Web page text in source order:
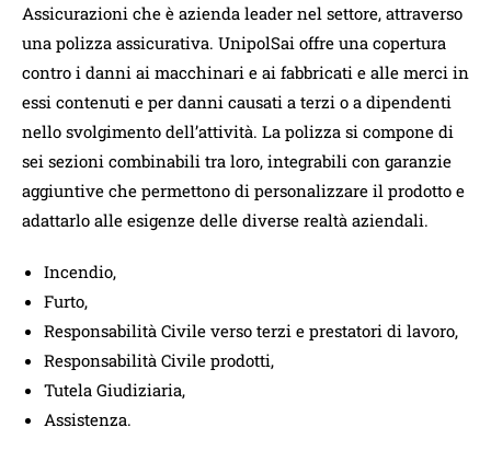
Assicurazioni che è azienda leader nel settore, attraverso
una polizza assicurativa. UnipolSai offre una copertura
contro i danni ai macchinari e ai fabbricati e alle merci in
essi contenuti e per danni causati a terzi o a dipendenti
nello svolgimento dell’attività. La polizza si compone di
sei sezioni combinabili tra loro, integrabili con garanzie
aggiuntive che permettono di personalizzare il prodotto e
adattarlo alle esigenze delle diverse realtà aziendali.
Incendio,
Furto,
Responsabilità Civile verso terzi e prestatori di lavoro,
Responsabilità Civile prodotti,
Tutela Giudiziaria,
Assistenza.